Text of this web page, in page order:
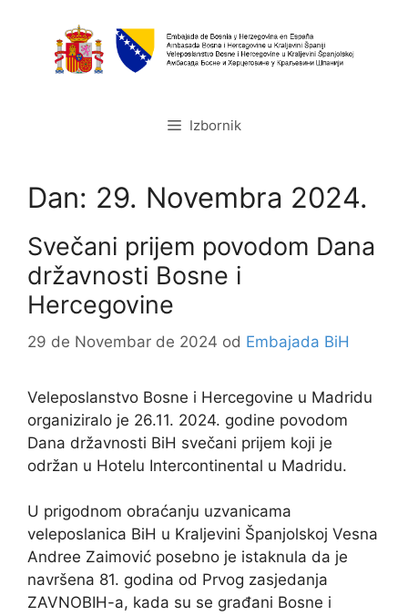
Izbornik
Dan: 29. Novembra 2024.
Svečani prijem povodom Dana
državnosti Bosne i
Hercegovine
29 de Novembar de 2024 od Embajada BiH
Veleposlanstvo Bosne i Hercegovine u Madridu
organiziralo je 26.11. 2024. godine povodom
Dana državnosti BiH svečani prijem koji je
održan u Hotelu Intercontinental u Madridu.
U prigodnom obraćanju uzvanicama
veleposlanica BiH u Kraljevini Španjolskoj Vesna
Andree Zaimović posebno je istaknula da je
navršena 81. godina od Prvog zasjedanja
ZAVNOBIH-a, kada su se građani Bosne i